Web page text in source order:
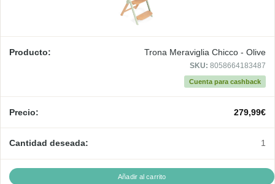
Trona Meraviglia Chicco - Olive
SKU: 8058664183487
Cuenta para cashback
279,99€
1
Añadir al carrito